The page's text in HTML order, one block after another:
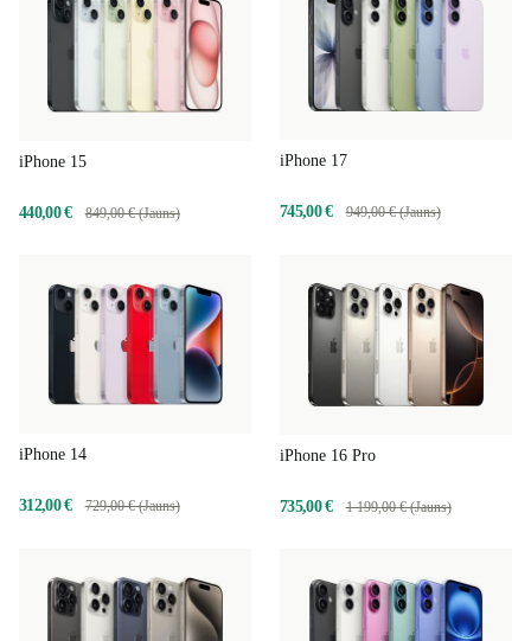
iPhone 15
440,00 € 849,00 € (Jauns)
iPhone 17
745,00 € 949,00 € (Jauns)
iPhone 14
312,00 € 729,00 € (Jauns)
iPhone 16 Pro
735,00 € 1 199,00 € (Jauns)